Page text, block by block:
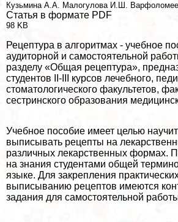
Кузьмина А.А. Малогулова И.Ш.
Статья в формате PDF
98 KB
Рецептура в алгоритмах - учебное
аудиторной и самостоятельной
разделу «Общая рецептура»,
студентов II-III курсов лечебного,
стоматологического факультетов,
сестринского образования
Учебное пособие имеет целью
выписывать рецепты на
различных лекарственных формах.
на знания студентами общей
языке. Для закрепления
выписыванию рецептов имеются
задания для самостоятельной